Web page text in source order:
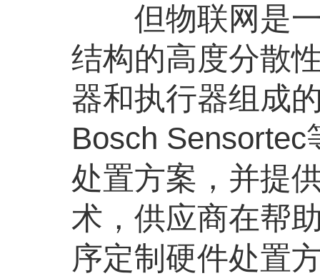
但物联网是一
结构的高度分散
器和执行器组成
Bosch
处置方案，并提
术，供应商在帮
序定制硬件处置